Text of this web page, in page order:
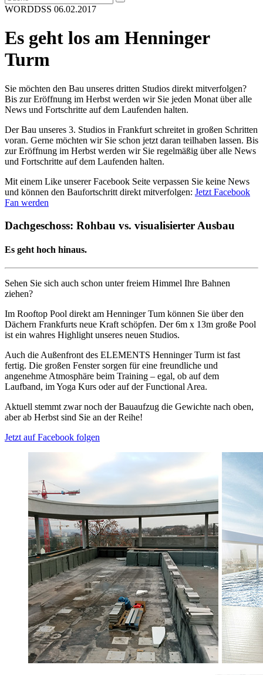
WORDDSS 06.02.2017
Es geht los am Henninger
Turm
Sie möchten den Bau unseres dritten Studios direkt mitverfolgen?
Bis zur Eröffnung im Herbst werden wir Sie jeden Monat über alle
News und Fortschritte auf dem Laufenden halten.
Der Bau unseres 3. Studios in Frankfurt schreitet in großen Schritten
voran. Gerne möchten wir Sie schon jetzt daran teilhaben lassen. Bis
zur Eröffnung im Herbst werden wir Sie regelmäßig über alle News
und Fortschritte auf dem Laufenden halten.
Mit einem Like unserer Facebook Seite verpassen Sie keine News
und können den Baufortschritt direkt mitverfolgen: Jetzt Facebook
Fan werden
Dachgeschoss: Rohbau vs. visualisierter Ausbau
Es geht hoch hinaus.
Sehen Sie sich auch schon unter freiem Himmel Ihre Bahnen
ziehen?
Im Rooftop Pool direkt am Henninger Tum können Sie über den
Dächern Frankfurts neue Kraft schöpfen. Der 6m x 13m große Pool
ist ein wahres Highlight unseres neuen Studios.
Auch die Außenfront des ELEMENTS Henninger Turm ist fast
fertig. Die großen Fenster sorgen für eine freundliche und
angenehme Atmosphäre beim Training – egal, ob auf dem
Laufband, im Yoga Kurs oder auf der Functional Area.
Aktuell stemmt zwar noch der Bauaufzug die Gewichte nach oben,
aber ab Herbst sind Sie an der Reihe!
Jetzt auf Facebook folgen